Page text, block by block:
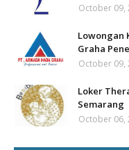
October 09,
Lowongan
Graha
October 09,
Loker
Semarang
October 06,